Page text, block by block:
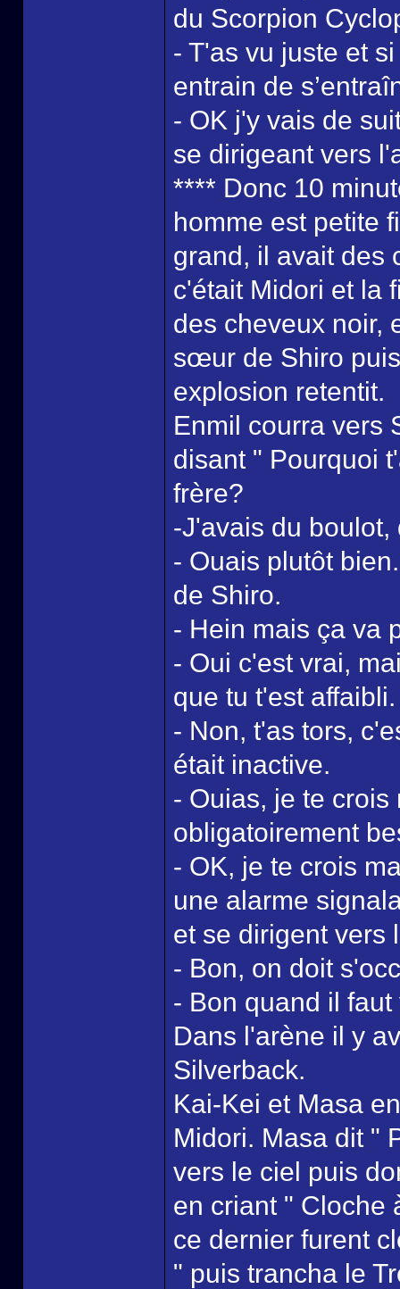
du Scorpion
- T'as vu juste et
entrain de
- OK j'y vais de
se dirigeant vers
**** Donc 10
homme est petite
grand, il avait des
c'était Midori et la
des cheveux noir,
sœur de Shiro
explosion retentit.
Enmil courra vers
disant " Pourquoi
frère?
-J'avais du
- Ouais plutôt
de Shiro.
- Hein mais ça va
- Oui c'est vrai,
que tu t'est affaibli.
- Non, t'as tors,
était inactive.
- Ouias, je te
obligatoirement
- OK, je te crois
une alarme
et se dirigent vers
- Bon, on doit
- Bon quand il
Dans l'arène il y
Silverback.
Kai-Kei et Masa
Midori. Masa dit "
vers le ciel puis
en criant " Cloche
ce dernier furent
" puis trancha le